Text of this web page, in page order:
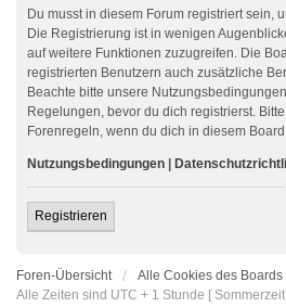
Du musst in diesem Forum registriert sein,
Die Registrierung ist in wenigen
auf weitere Funktionen zuzugreifen. Die
registrierten Benutzern auch zusätzliche
Beachte bitte unsere
Regelungen, bevor du dich registrierst.
Forenregeln, wenn du dich in diesem
Nutzungsbedingungen
Registrieren
Foren-Übersicht
Alle Cookies des Boards
Alle Zeiten sind UTC + 1 Stunde [ Sommerzeit